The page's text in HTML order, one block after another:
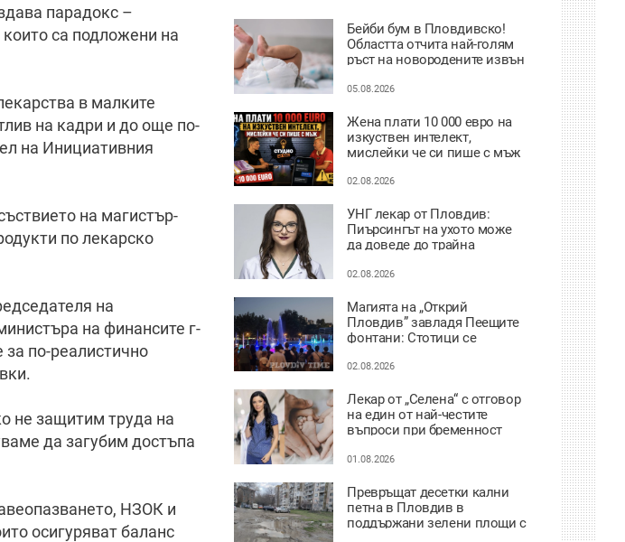
парадокс –
са подложени на
в малките
на кадри и до още по-
на Инициативния
на магистър-
по лекарско
на
на финансите г-
по-реалистично
не защитим труда на
да загубим достъпа
НЗОК и
осигуряват баланс
Бейби бум в Пловдивско!
Областта отчита най-голям
ръст на новородените извън
05.08.2026
Жена плати 10 000 евро на
изкуствен интелект,
мислейки че си пише с мъж
02.08.2026
УНГ лекар от Пловдив:
Пиърсингът на ухото може
да доведе до трайна
02.08.2026
Магията на „Открий
Пловдив” завладя Пеещите
фонтани: Стотици се
града под тепетата
02.08.2026
Лекар от „Селена“ с отговор
на един от най-честите
въпроси при бременност
01.08.2026
Превръщат десетки кални
петна в Пловдив в
поддържани зелени площи с